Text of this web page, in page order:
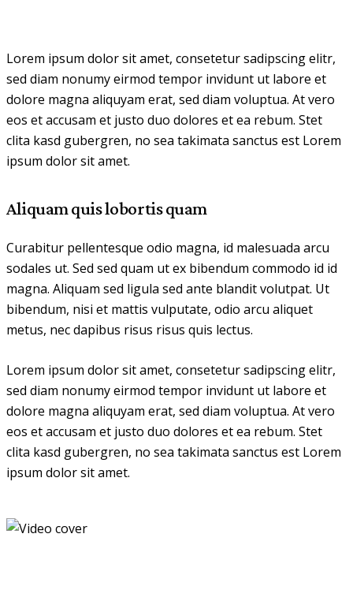
Lorem ipsum dolor sit amet, consetetur sadipscing elitr,
sed diam nonumy eirmod tempor invidunt ut labore et
dolore magna aliquyam erat, sed diam voluptua. At vero
eos et accusam et justo duo dolores et ea rebum. Stet
clita kasd gubergren, no sea takimata sanctus est Lorem
ipsum dolor sit amet.
Aliquam quis lobortis quam
Curabitur pellentesque odio magna, id malesuada arcu
sodales ut. Sed sed quam ut ex bibendum commodo id id
magna. Aliquam sed ligula sed ante blandit volutpat. Ut
bibendum, nisi et mattis vulputate, odio arcu aliquet
metus, nec dapibus risus risus quis lectus.
Lorem ipsum dolor sit amet, consetetur sadipscing elitr,
sed diam nonumy eirmod tempor invidunt ut labore et
dolore magna aliquyam erat, sed diam voluptua. At vero
eos et accusam et justo duo dolores et ea rebum. Stet
clita kasd gubergren, no sea takimata sanctus est Lorem
ipsum dolor sit amet.